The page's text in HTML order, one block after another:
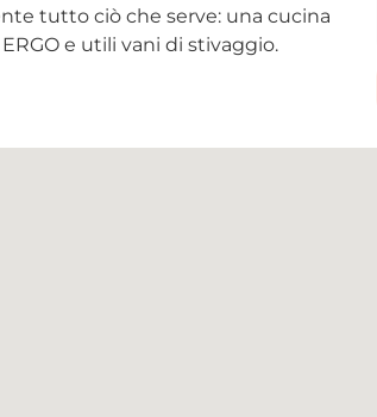
tutto ciò che serve: una cucina
e utili vani di stivaggio.